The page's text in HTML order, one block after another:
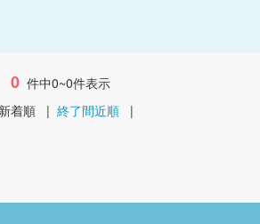
0 件中0~0件表示
新着順 | 終了間近順 |